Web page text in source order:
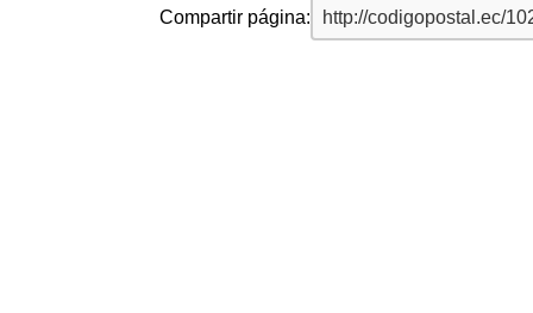
Compartir página: